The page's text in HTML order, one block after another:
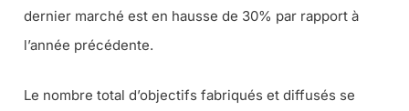
dernier marché est en hausse de 30% par rapport à
l’année précédente.
Le nombre total d’objectifs fabriqués et diffusés se